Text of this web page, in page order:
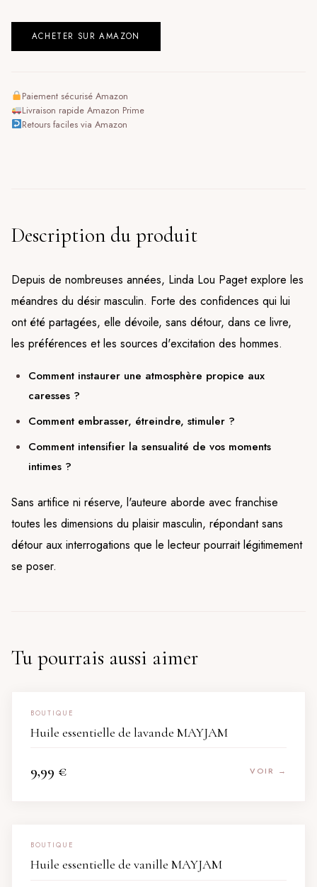
ACHETER SUR AMAZON
Paiement sécurisé Amazon
Livraison rapide Amazon Prime
Retours faciles via Amazon
Description du produit
Depuis de nombreuses années, Linda Lou Paget explore les
méandres du désir masculin. Forte des confidences qui lui
ont été partagées, elle dévoile, sans détour, dans ce livre,
les préférences et les sources d'excitation des hommes.
Comment instaurer une atmosphère propice aux
caresses ?
Comment embrasser, étreindre, stimuler ?
Comment intensifier la sensualité de vos moments
intimes ?
Sans artifice ni réserve, l'auteure aborde avec franchise
toutes les dimensions du plaisir masculin, répondant sans
détour aux interrogations que le lecteur pourrait légitimement
se poser.
Tu pourrais aussi aimer
BOUTIQUE
Huile essentielle de lavande MAYJAM
9,99 € VOIR →
BOUTIQUE
Huile essentielle de vanille MAYJAM